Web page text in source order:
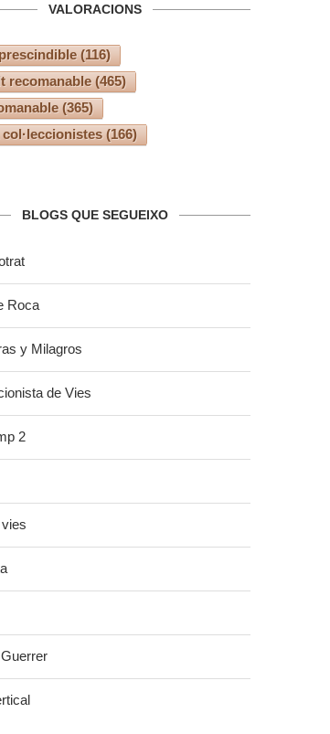
VALORACIONS
(116)
recomanable(465)
(365)
col·leccionistes (166)
BLOGS QUE SEGUEIXO
Roca
y Milagros
de Vies
2